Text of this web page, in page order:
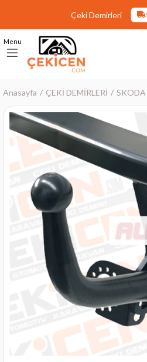
Çeki Demirleri
Menu
Anasayfa ÇEKİ DEMİRLERİ SKODA